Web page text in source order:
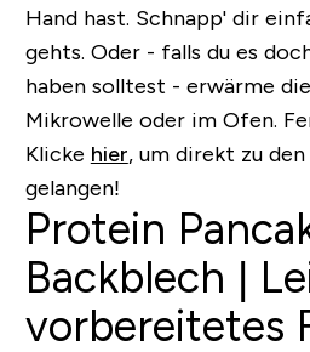
Hand hast. Schnapp' dir
gehts. Oder - falls du es
haben solltest - erwärme
Mikrowelle oder im Ofen.
Klicke hier, um direkt zu
gelangen!
Protein
Backblech |
vorbereitetes